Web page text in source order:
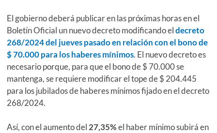
El gobierno deberá publicar en las próximas horas en el
Boletín Oficial un nuevo decreto modificando eldecreto
268/2024 del jueves pasado en relación con el bono de
$ 70.000 para los haberes mínimos. El nuevo decreto es
necesario porque, para que el bono de $ 70.000 se
mantenga, se requiere modificar el tope de $ 204.445
para los jubilados de haberes mínimos fijado en el decreto
268/2024.
Así, con el aumento del27,35%el haber mínimo subirá en